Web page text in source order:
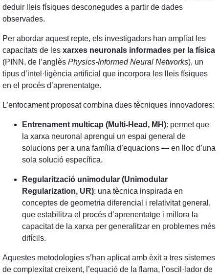
deduir lleis físiques desconegudes a partir de dades
observades.
Per abordar aquest repte, els investigadors han ampliat les
capacitats de les xarxes neuronals informades per la física
(PINN, de l’anglès Physics‑Informed Neural Networks), un
tipus d’intel·ligència artificial que incorpora les lleis físiques
en el procés d’aprenentatge.
L’enfocament proposat combina dues tècniques innovadores:
Entrenament multicap (Multi‑Head, MH): permet que
la xarxa neuronal aprengui un espai general de
solucions per a una família d’equacions — en lloc d’una
sola solució específica.
Regularització unimodular (Unimodular
Regularization, UR): una tècnica inspirada en
conceptes de geometria diferencial i relativitat general,
que estabilitza el procés d’aprenentatge i millora la
capacitat de la xarxa per generalitzar en problemes més
difícils.
Aquestes metodologies s’han aplicat amb èxit a tres sistemes
de complexitat creixent, l’equació de la flama, l’oscil·lador de